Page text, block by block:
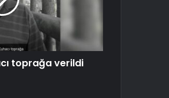
toprağa verildi